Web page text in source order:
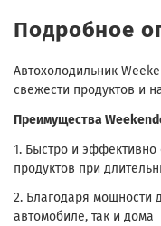
Подробное
Автохолодильник
свежести продуктов и
Преимущества
1. Быстро и
продуктов при
2. Благодаря мощности
автомобиле, так и дома